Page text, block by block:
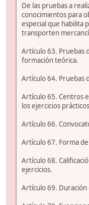
De las pruebas a
conocimientos para
especial que habilita
transporten
Artículo 63. Pruebas
formación teórica.
Artículo 64. Pruebas
Artículo 65. Centros
los ejercicios
Artículo 66.
Artículo 67. Forma
Artículo 68.
ejercicios.
Artículo 69. Duración